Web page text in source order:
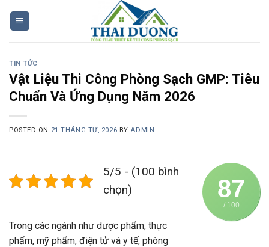
TIN TỨC
Vật Liệu Thi Công Phòng Sạch GMP: Tiêu
Chuẩn Và Ứng Dụng Năm 2026
POSTED ON 21 THÁNG TƯ, 2026 BY ADMIN
87
/ 100
5/5 - (100 bình
chọn)
Trong các ngành như dược phẩm, thực
phẩm, mỹ phẩm, điện tử và y tế, phòng